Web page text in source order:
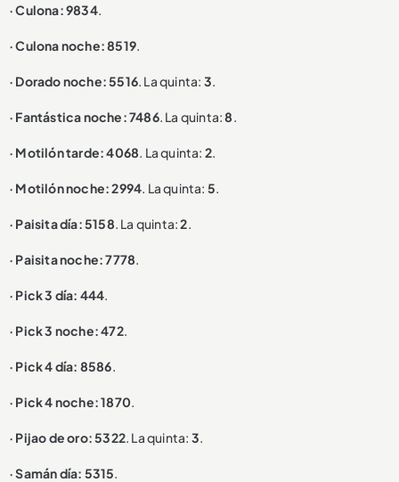
· Culona: 9834.
· Culona noche: 8519.
· Dorado noche: 5516. La quinta: 3.
· Fantástica noche: 7486. La quinta:8.
· Motilón tarde: 4068. La quinta: 2.
· Motilón noche: 2994. La quinta: 5.
· Paisita día: 5158. La quinta:2.
· Paisita noche: 7778.
· Pick 3 día: 444.
· Pick 3 noche: 472.
· Pick 4 día: 8586.
· Pick 4 noche: 1870.
· Pijao de oro: 5322. La quinta: 3.
· Samán día: 5315.